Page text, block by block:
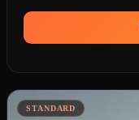
STANDARD